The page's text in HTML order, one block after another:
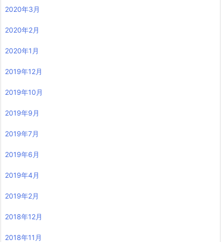
2020年3月
2020年2月
2020年1月
2019年12月
2019年10月
2019年9月
2019年7月
2019年6月
2019年4月
2019年2月
2018年12月
2018年11月